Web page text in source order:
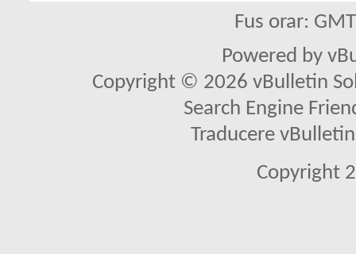
Fus orar:
Powered by
Copyright © 2026 vBulletin
Search Engine
Traducere
Copyright